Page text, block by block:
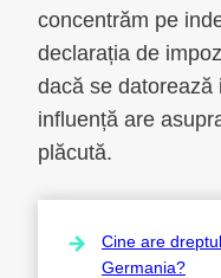
concentrăm pe
declarația de
dacă se datorează
influență are
plăcută.
Cine are
Germania?